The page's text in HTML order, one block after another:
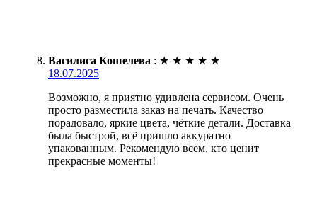
Василиса Кошелева : ★ ★ ★ ★ ★
18.07.2025
Возможно, я приятно удивлена сервисом. Очень
просто разместила заказ на печать. Качество
порадовало, яркие цвета, чёткие детали. Доставка
была быстрой, всё пришло аккуратно
упакованным. Рекомендую всем, кто ценит
прекрасные моменты!